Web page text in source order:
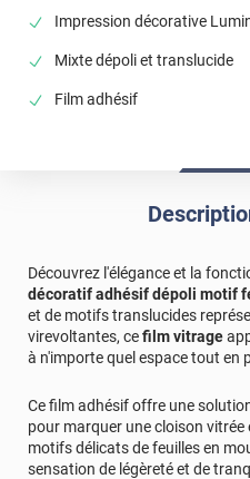
Impression décorative
Mixte dépoli et translucide
Film adhésif
Découvrez l'élégance et la
décoratif adhésif dépoli motif
et de motifs translucides
virevoltantes, cefilm vitrage
à n'importe quel espace tout en
Ce film adhésif offre une
pour marquer une cloison
motifs délicats de feuilles en
sensation de légèreté et de